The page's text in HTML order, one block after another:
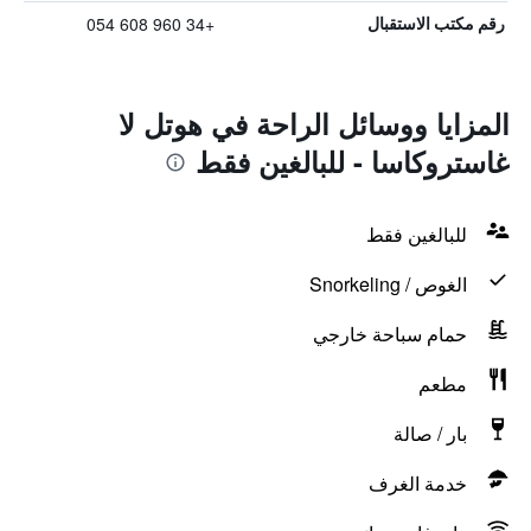
رقم مكتب الاستقبال +34 960 608 054
المزايا ووسائل الراحة في هوتل لا
غاستروكاسا - للبالغين فقط
للبالغين فقط
الغوص / Snorkeling
حمام سباحة خارجي
مطعم
بار / صالة
خدمة الغرف